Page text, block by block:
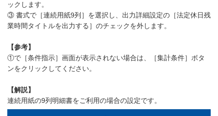
ックします。
③ 書式で［連続用紙9列］を選択し、出力詳細設定の［法定休日残
業時間タイトルを出力する］のチェックを外します。
【参考】
①で［条件指示］画面が表示されない場合は、［集計条件］ボタ
ンをクリックしてください。
【解説】
連続用紙の9列明細書をご利用の場合の設定です。